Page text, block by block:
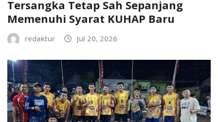
Tersangka Tetap Sah Sepanjang
Memenuhi Syarat KUHAP Baru
redaktur Jul 20, 2026